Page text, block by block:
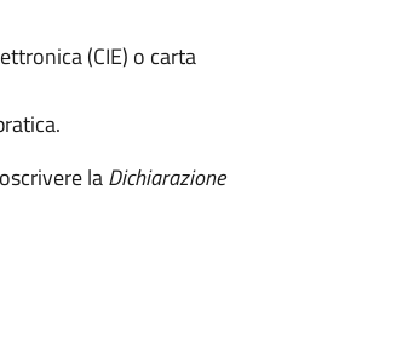
(CIE) o carta
laDichiarazione